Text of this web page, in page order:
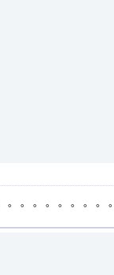
。。。。。。。。